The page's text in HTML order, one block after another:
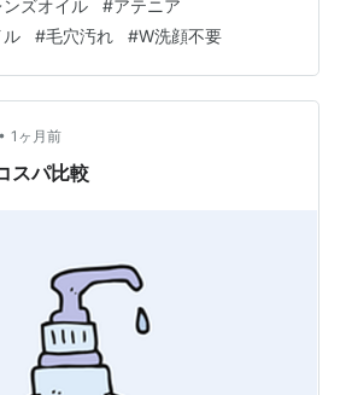
商品は、アテニア独自の「毛穴メン
たうクレンジングオイルです。 毛穴
引き締めて毛穴を目立ちにくくする
で、皮脂汚れを吸着して除去するク
ーエキス、黒大豆エキス、プルーン
分が紹介され…
ズオイル #アテニア
ル #毛穴汚れ #W洗顔不要
• 1ヶ月前
スパ比較